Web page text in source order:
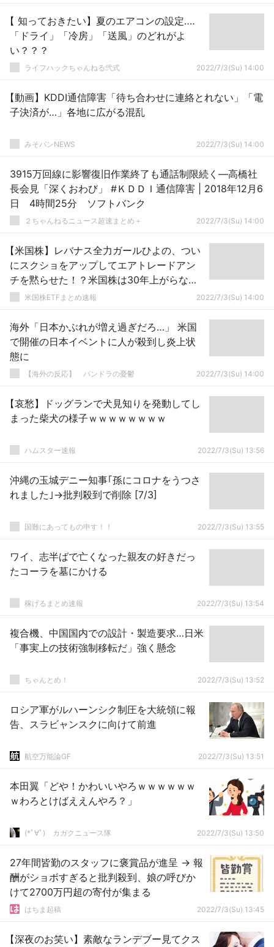
【 知っておきたい】夏のエアコンの設定‥‥
「ドライ」「冷房」「送風」のどれがよ
い？？？
ライフハックちゃんねる弐式 2022/7/3(Su) 14:00
【動画】KDDI通信障害「待ち合わせに連絡とれない」「電
子決済が…」各地に広がる混乱
みそパンNEWS 2022/7/3(Su) 14:00
3915万回線に影響復旧作業終了も通話制限続く―高橋社
長会見「深くおわび」 #ＫＤＤＩ通信障害 | 2018年12月6
日 4時間25分 ソフトバンク
２ちゃんねるニュース超速まとめ＋ 2022/7/3(Su) 14:00
【米国株】レバナス全力ガールひよの、つい
にスクショをアップしてエアトレードアン
チを黙らせた！？米国株は30年上がらない
可能性！？
米国株ETFまとめ速報 2022/7/3(Su) 14:00
海外「日本かぶれが増え過ぎだろ…」 米国
で開催の日本イベントに人が殺到し炎上状
態に
【海外の反応】 パンドラの憂鬱 2022/7/3(Su) 14:00
【哀愁】ドッグランで犬見知りを発動してし
まった柴犬の様子ｗｗｗｗｗｗｗｗ
ハムスター速報 2022/7/3(Su) 13:56
沖縄の玉城デニー知事｢孫にコロナをうつさ
れました｣→批判殺到で削除 [7/3]
国難にあってもの申す！！ 2022/7/3(Su) 13:55
ワイ、志半ばで亡くなった親友の好きだっ
たコーラを墓にかける
稼げるまとめ速報 2022/7/3(Su) 13:54
複合機、中国国内での設計・製造要求…日米
「事実上の技術強制移転だ」強く懸念
ちゃんとめ！ 2022/7/3(Su) 13:52
ロシア軍がルハーンシク制圧を大統領に報
告、スラビャンスクに向けて前進
航空万能論GF 2022/7/3(Su) 13:51
本田翼「どや！かわいいやろｗｗｗｗｗｗ
ｗわろとけばええんやろ？」
(*ﾟ∀ﾟ)ゞカガクニュース隊 2022/7/3(Su) 13:50
27年間皆勤のスタッフに褒賞品が進呈 → 報
酬がショボすぎると批判殺到、娘の呼びか
けて2700万円超の寄付が集まる
はちま起稿 2022/7/3(Su) 13:45
【深夜のお笑い】素敵なランデブー見てクス